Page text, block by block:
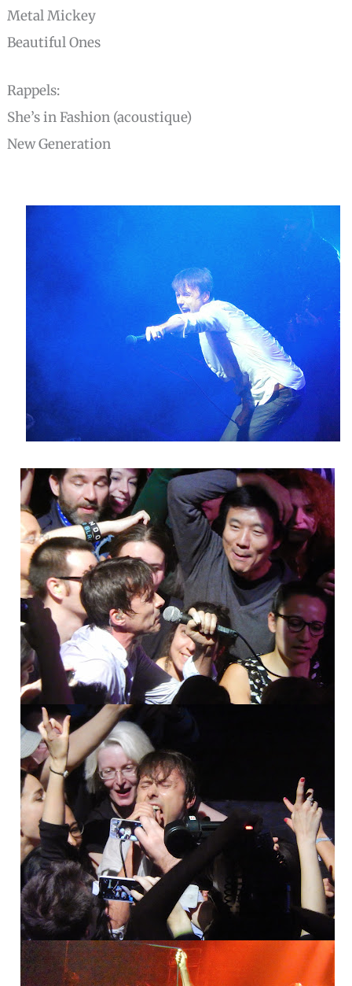
Metal Mickey
Beautiful Ones
Rappels:
She’s in Fashion (acoustique)
New Generation